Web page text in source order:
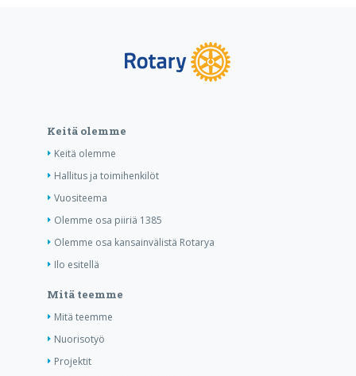
Keitä olemme
Keitä olemme
Hallitus ja toimihenkilöt
Vuositeema
Olemme osa piiriä 1385
Olemme osa kansainvälistä Rotarya
Ilo esitellä
Mitä teemme
Mitä teemme
Nuorisotyö
Projektit